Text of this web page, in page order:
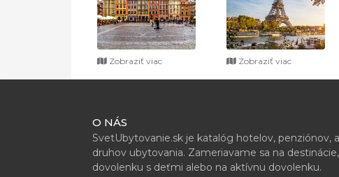
Zobraziť viac Zobraziť viac
O NÁS
SvetUbytovanie.sk je katalóg hotelov, penziónov,
druhov ubytovania. Zameriavame sa na
dovolenku s deťmi alebo na aktívnu dovolenku.